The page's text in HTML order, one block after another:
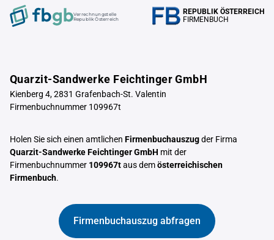
Verrechnungstelle
Republik Österreich
REPUBLIK ÖSTERREICH
FIRMENBUCH
Quarzit-Sandwerke Feichtinger GmbH
Kienberg 4, 2831 Grafenbach-St. Valentin
Firmenbuchnummer 109967t
Holen Sie sich einen amtlichen Firmenbuchauszugder Firma
Quarzit-Sandwerke Feichtinger GmbH mit der
Firmenbuchnummer 109967taus demösterreichischen
Firmenbuch.
Firmenbuchauszug abfragen